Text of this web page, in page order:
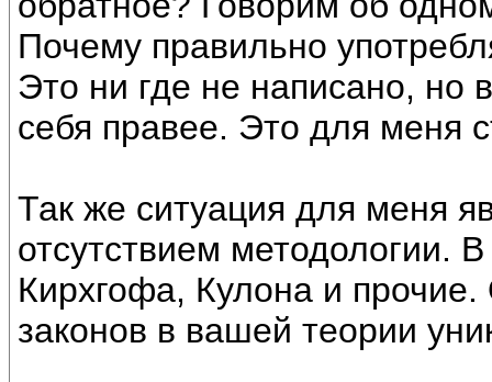
Почему правильно
Это ни где не написано, но
себя правее. Это для меня
Так же ситуация для меня
отсутствием методологии.
Кирхгофа, Кулона и прочие.
законов в вашей теории